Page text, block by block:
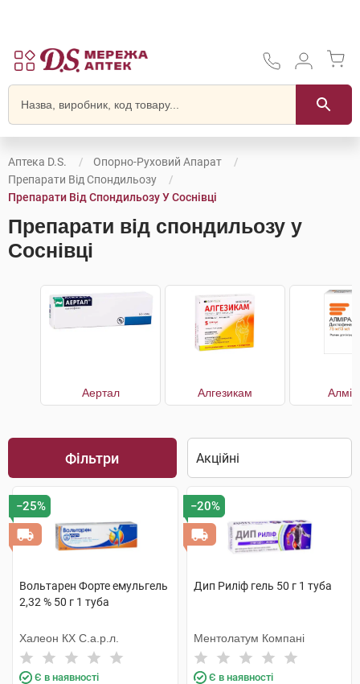
Аптека D.S.
Опорно-Руховий Апарат
Препарати Від Спондильозу
Препарати Від Спондильозу У Соснівці
Препарати від спондильозу у
Соснівці
Аертал Алгезикам
Фільтри
−25%
Вольтарен Форте емульгель
2,32 % 50 г 1 туба
Халеон КХ С.а.р.л.
Є в наявності
−20%
Дип Риліф гель 50 г 1 туба
Ментолатум Компані
Є в наявності